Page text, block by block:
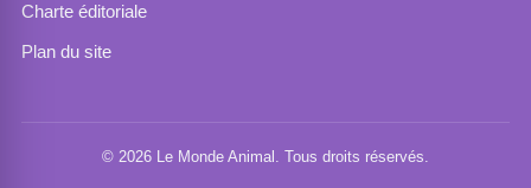
Charte éditoriale
Plan du site
© 2026 Le Monde Animal. Tous droits réservés.